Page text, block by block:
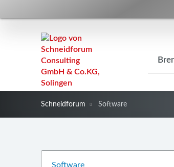
Schneidforum Software